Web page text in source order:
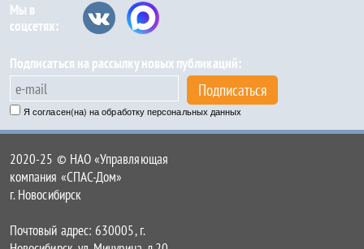
Мы в
соцсетях:
Подписаться на рассылку новых публикаций:
Подписаться
Я согласен(на) на обработку персональных данных
2020-25 © НАО «Управляющая
компания «СПАС-Дом»
г. Новосибирск
Почтовый адрес: 630005, г.